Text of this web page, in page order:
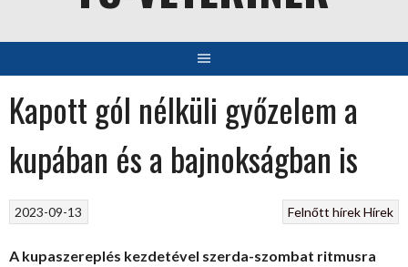
Kapott gól nélküli győzelem a
kupában és a bajnokságban is
Felnőtt hírekHírek
2023-09-13
A kupaszereplés kezdetével szerda-szombat ritmusra